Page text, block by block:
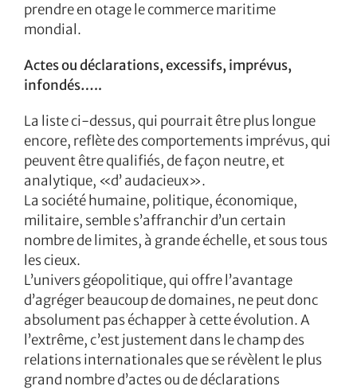
prendre en otage le commerce maritime
mondial.
Actes ou déclarations, excessifs, imprévus,
infondés…..
La liste ci-dessus, qui pourrait être plus longue
encore, reflète des comportements imprévus, qui
peuvent être qualifiés, de façon neutre, et
analytique, «d’ audacieux».
La société humaine, politique, économique,
militaire, semble s’affranchir d’un certain
nombre de limites, à grande échelle, et sous tous
les cieux.
L’univers géopolitique, qui offre l’avantage
d’agréger beaucoup de domaines, ne peut donc
absolument pas échapper à cette évolution. A
l’extrême, c’est justement dans le champ des
relations internationales que se révèlent le plus
grand nombre d’actes ou de déclarations